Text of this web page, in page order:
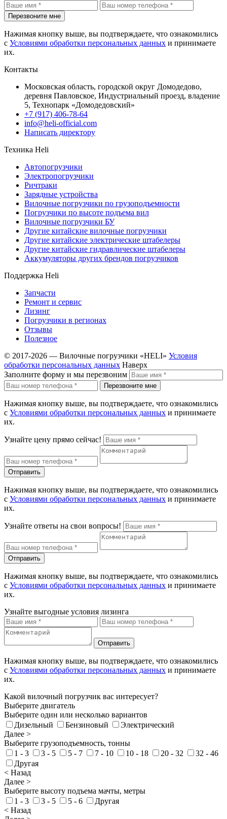
Перезвоните мне
Нажимая кнопку выше, вы подтверждаете, что ознакомились
с Условиями обработки персональных данных и принимаете
их.
Контакты
Московская область, городской округ Домодедово,
деревня Павловское, Индустриальный проезд, владение
5, Технопарк «Домодедовский»
+7 (917) 406-78-64
info@heli-official.com
Написать директору
Техника Heli
Автопогрузчики
Электропогрузчики
Ричтраки
Зарядные устройства
Вилочные погрузчики по грузоподъемности
Погрузчики по высоте подъема вил
Вилочные погрузчики БУ
Другие китайские вилочные погрузчики
Другие китайские электрические штабелеры
Другие китайские гидравлические штабелеры
Аккумуляторы других брендов погрузчиков
Поддержка Heli
Запчасти
Ремонт и сервис
Лизинг
Погрузчики в регионах
Отзывы
Полезное
© 2017-2026 — Вилочные погрузчики «HELI» Условия
обработки персональных данных Наверх
Заполните форму и мы перезвоним
Перезвоните мне
Нажимая кнопку выше, вы подтверждаете, что ознакомились
с Условиями обработки персональных данных и принимаете
их.
Узнайте цену прямо сейчас!
Отправить
Нажимая кнопку выше, вы подтверждаете, что ознакомились
с Условиями обработки персональных данных и принимаете
их.
Узнайте ответы на свои вопросы!
Отправить
Нажимая кнопку выше, вы подтверждаете, что ознакомились
с Условиями обработки персональных данных и принимаете
их.
Узнайте выгодные условия лизинга
Отправить
Нажимая кнопку выше, вы подтверждаете, что ознакомились
с Условиями обработки персональных данных и принимаете
их.
Какой вилочный погрузчик вас интересует?
Выберите двигатель
Выберите один или несколько вариантов
Дизельный
Бензиновый
Электрический
Далее >
Выберите грузоподъемность, тонны
1 - 3
3 - 5 5 - 7 7 - 10 10 - 18 20 - 32
32 - 46
Другая
< Назад
Далее >
Выберите высоту подъема мачты, метры
1 - 3
3 - 5 5 - 6
Другая
< Назад